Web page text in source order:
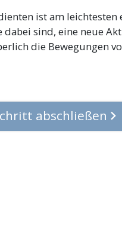
ist am
sind, eine neue
die Bewegungen
abschließen